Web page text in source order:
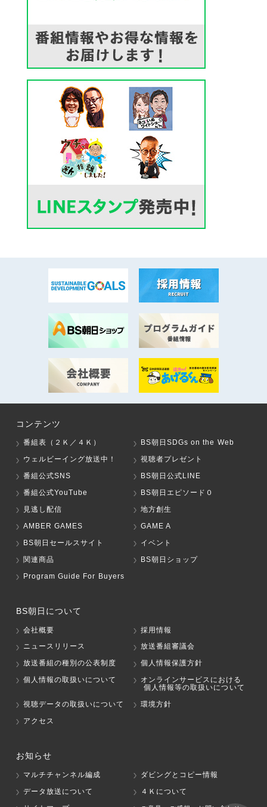
コンテンツ
番組表（２Ｋ／４Ｋ）
BS朝日SDGs on the Web
ウェルビーイング放送中！
視聴者プレゼント
番組公式SNS
BS朝日公式LINE
番組公式YouTube
BS朝日エピソード０
見逃し配信
地方創生
AMBER GAMES
GAME A
BS朝日セールスサイト
イベント
関連商品
BS朝日ショップ
Program Guide For Buyers
BS朝日について
会社概要
採用情報
ニュースリリース
放送番組審議会
放送番組の種別の公表制度
個人情報保護方針
個人情報の取扱いについて
オンラインサービスにおける
個人情報等の取扱いについて
視聴データの取扱いについて
環境方針
アクセス
お知らせ
マルチチャンネル編成
ダビングとコピー情報
データ放送について
４Ｋについて